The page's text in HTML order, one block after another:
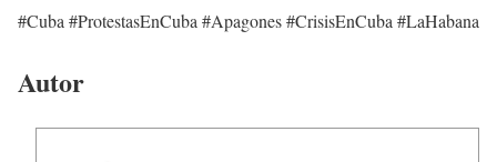
#Cuba #ProtestasEnCuba #Apagones #CrisisEnCuba #LaHabana
Autor